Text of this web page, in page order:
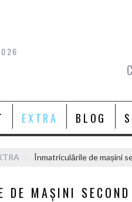
EXTRA BLOG
Înmatriculările de mașini
DE MAȘINI